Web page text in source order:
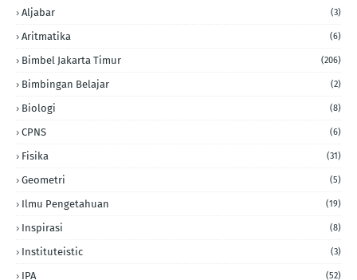
Aljabar (3)
Aritmatika (6)
Bimbel Jakarta Timur (206)
Bimbingan Belajar (2)
Biologi (8)
CPNS (6)
Fisika (31)
Geometri (5)
Ilmu Pengetahuan (19)
Inspirasi (8)
Instituteistic (3)
IPA (52)